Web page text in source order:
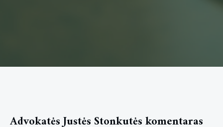
Advokatės Justės Stonkutės komentaras